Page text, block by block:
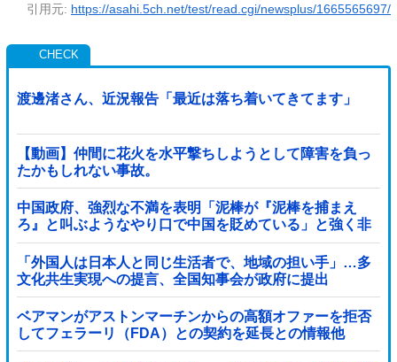
引用元: https://asahi.5ch.net/test/read.cgi/newsplus/1665565697/
渡邊渚さん、近況報告「最近は落ち着いてきてます」
【動画】仲間に花火を水平撃ちしようとして障害を負っ
たかもしれない事故。
中国政府、強烈な不満を表明「泥棒が『泥棒を捕まえ
ろ』と叫ぶようなやり口で中国を貶めている」と強く非
難！
「外国人は日本人と同じ生活者で、地域の担い手」…多
文化共生実現への提言、全国知事会が政府に提出
ベアマンがアストンマーチンからの高額オファーを拒否
してフェラーリ（FDA）との契約を延長との情報他